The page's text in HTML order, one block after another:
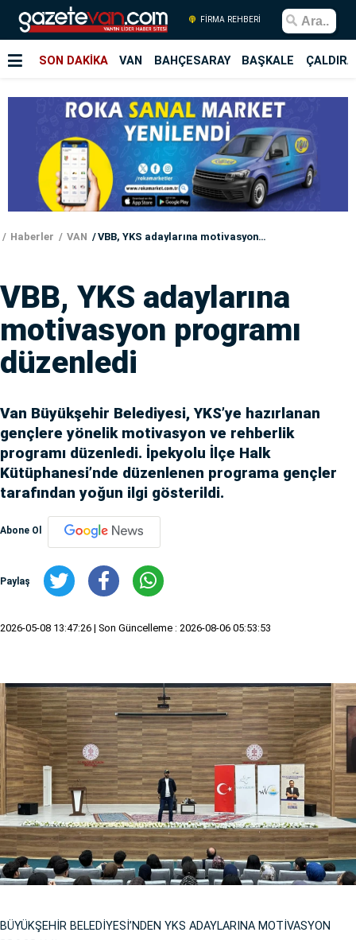
FİRMA REHBERİ
SON DAKİKA VAN BAHÇESARAY BAŞKALE
Haberler VAN VBB, YKS adaylarına motivasyon programı düzenledi
VBB, YKS adaylarına
motivasyon programı
düzenledi
Van Büyükşehir Belediyesi, YKS’ye hazırlanan
gençlere yönelik motivasyon ve rehberlik
programı düzenledi. İpekyolu İlçe Halk
Kütüphanesi’nde düzenlenen programa gençler
tarafından yoğun ilgi gösterildi.
Abone Ol
Paylaş
2026-05-08 13:47:26 | Son Güncelleme : 2026-08-06 05:53:53
BÜYÜKŞEHİR BELEDİYESİ’NDEN YKS ADAYLARINA MOTİVASYON